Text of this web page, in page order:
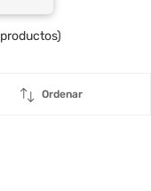
productos)
Ordenar